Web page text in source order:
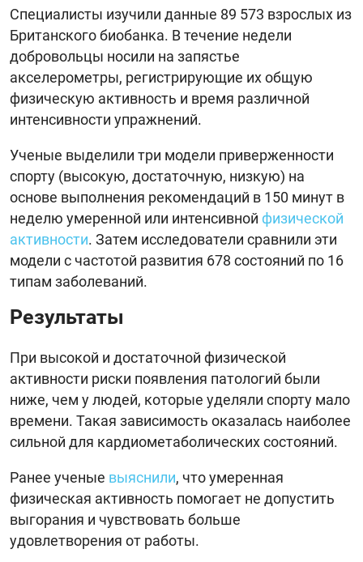
Специалисты изучили данные 89 573 взрослых из
Британского биобанка. В течение недели
добровольцы носили на запястье
акселерометры, регистрирующие их общую
физическую активность и время различной
интенсивности упражнений.
Ученые выделили три модели приверженности
спорту (высокую, достаточную, низкую) на
основе выполнения рекомендаций в 150 минут в
неделю умеренной или интенсивной физической
активности. Затем исследователи сравнили эти
модели с частотой развития 678 состояний по 16
типам заболеваний.
Результаты
При высокой и достаточной физической
активности риски появления патологий были
ниже, чем у людей, которые уделяли спорту мало
времени. Такая зависимость оказалась наиболее
сильной для кардиометаболических состояний.
Ранее ученые выяснили, что умеренная
физическая активность помогает не допустить
выгорания и чувствовать больше
удовлетворения от работы.